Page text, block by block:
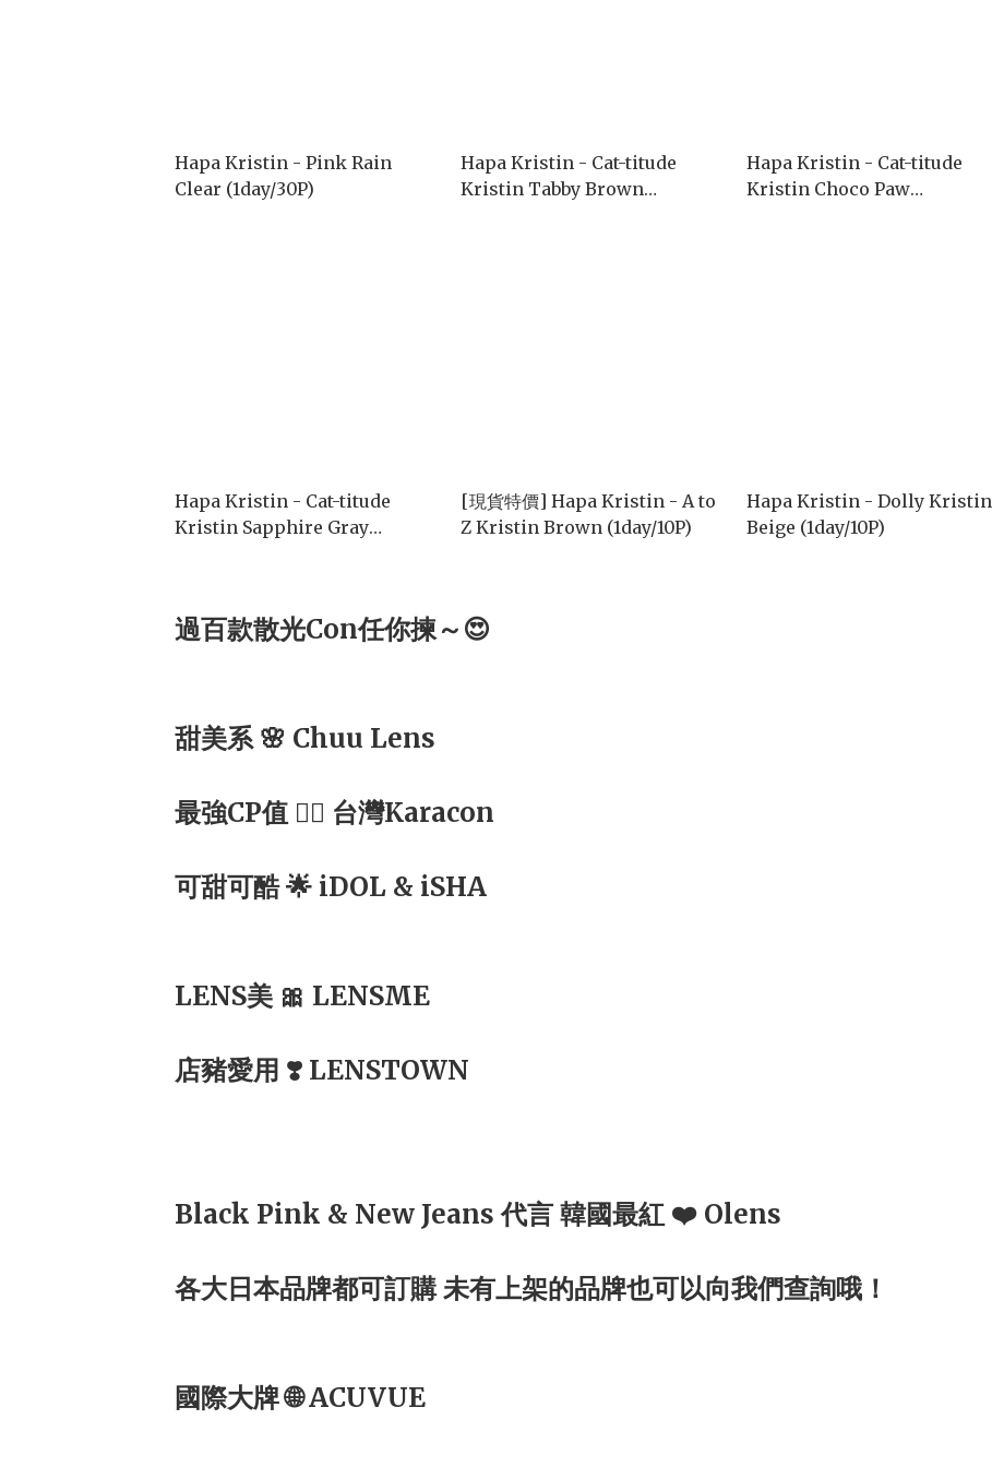
Hapa Kristin - Pink Rain
Clear (1day/30P)
Hapa Kristin - Cat-titude
Kristin Tabby Brown
Hapa Kristin - Cat-titude
Kristin Choco Paw
Hapa Kristin - Cat-titude
Kristin Sapphire Gray
[現貨特價] Hapa Kristin - A to
Z Kristin Brown (1day/10P)
Hapa Kristin - Dolly Kristin
Beige (1day/10P)
過百款散光Con任你揀～😍
甜美系 🌸 Chuu Lens
最強CP值 ☝🏻 台灣Karacon
可甜可酷 🌟 iDOL & iSHA
LENS美 🎀 LENSME
店豬愛用 ❣️ LENSTOWN
Black Pink & New Jeans 代言 韓國最紅 ❤️ Olens
各大日本品牌都可訂購 未有上架的品牌也可以向我們查詢哦！
國際大牌 🌐 ACUVUE